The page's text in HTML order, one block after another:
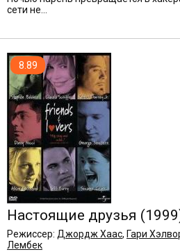
сети не...
8.89
Настоящиe друзья
Режиссер: Джордж Хаас, Гари
Лембек